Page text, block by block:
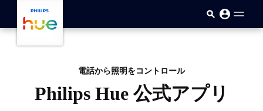
電話から照明をコントロール
Philips Hue 公式アプリ